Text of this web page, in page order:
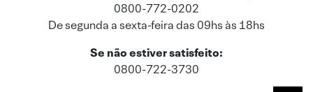
0800-772-0202
De segunda a sexta-feira das 09hs às 18hs
Se não estiver satisfeito:
0800-722-3730